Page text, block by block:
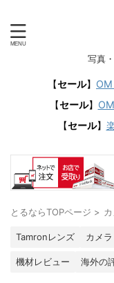
写真
【セール】
【セール】
【セール】
とるならTOPページ >
Tamronレンズ カメラ
機材レビュー 海外の